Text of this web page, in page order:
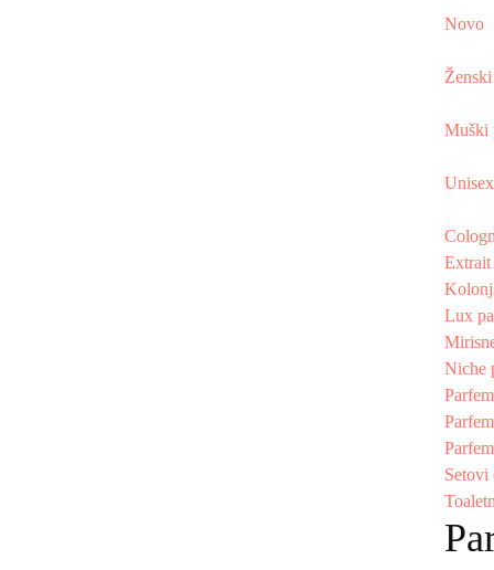
Novo
Muški
Extrait
Lux
Niche
Setovi